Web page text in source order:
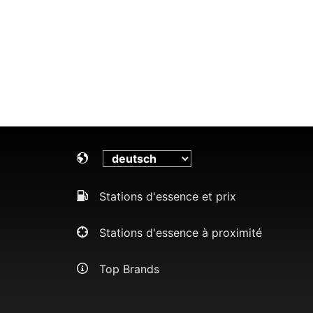
Stations d'essence et prix
Stations d'essence à proximité
Top Brands